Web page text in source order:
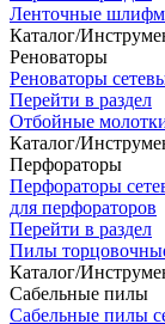
Ленточные
Каталог/
Реноваторы
Реноваторы
Перейти в раздел
Отбойные
Каталог/
Перфораторы
Перфораторы
для перфораторов
Перейти в раздел
Пилы
Каталог/
Сабельные пилы
Сабельные пилы